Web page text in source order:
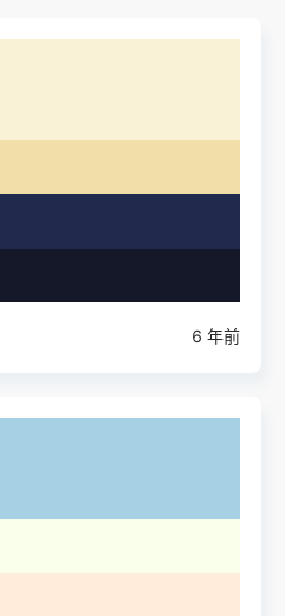
6 年前